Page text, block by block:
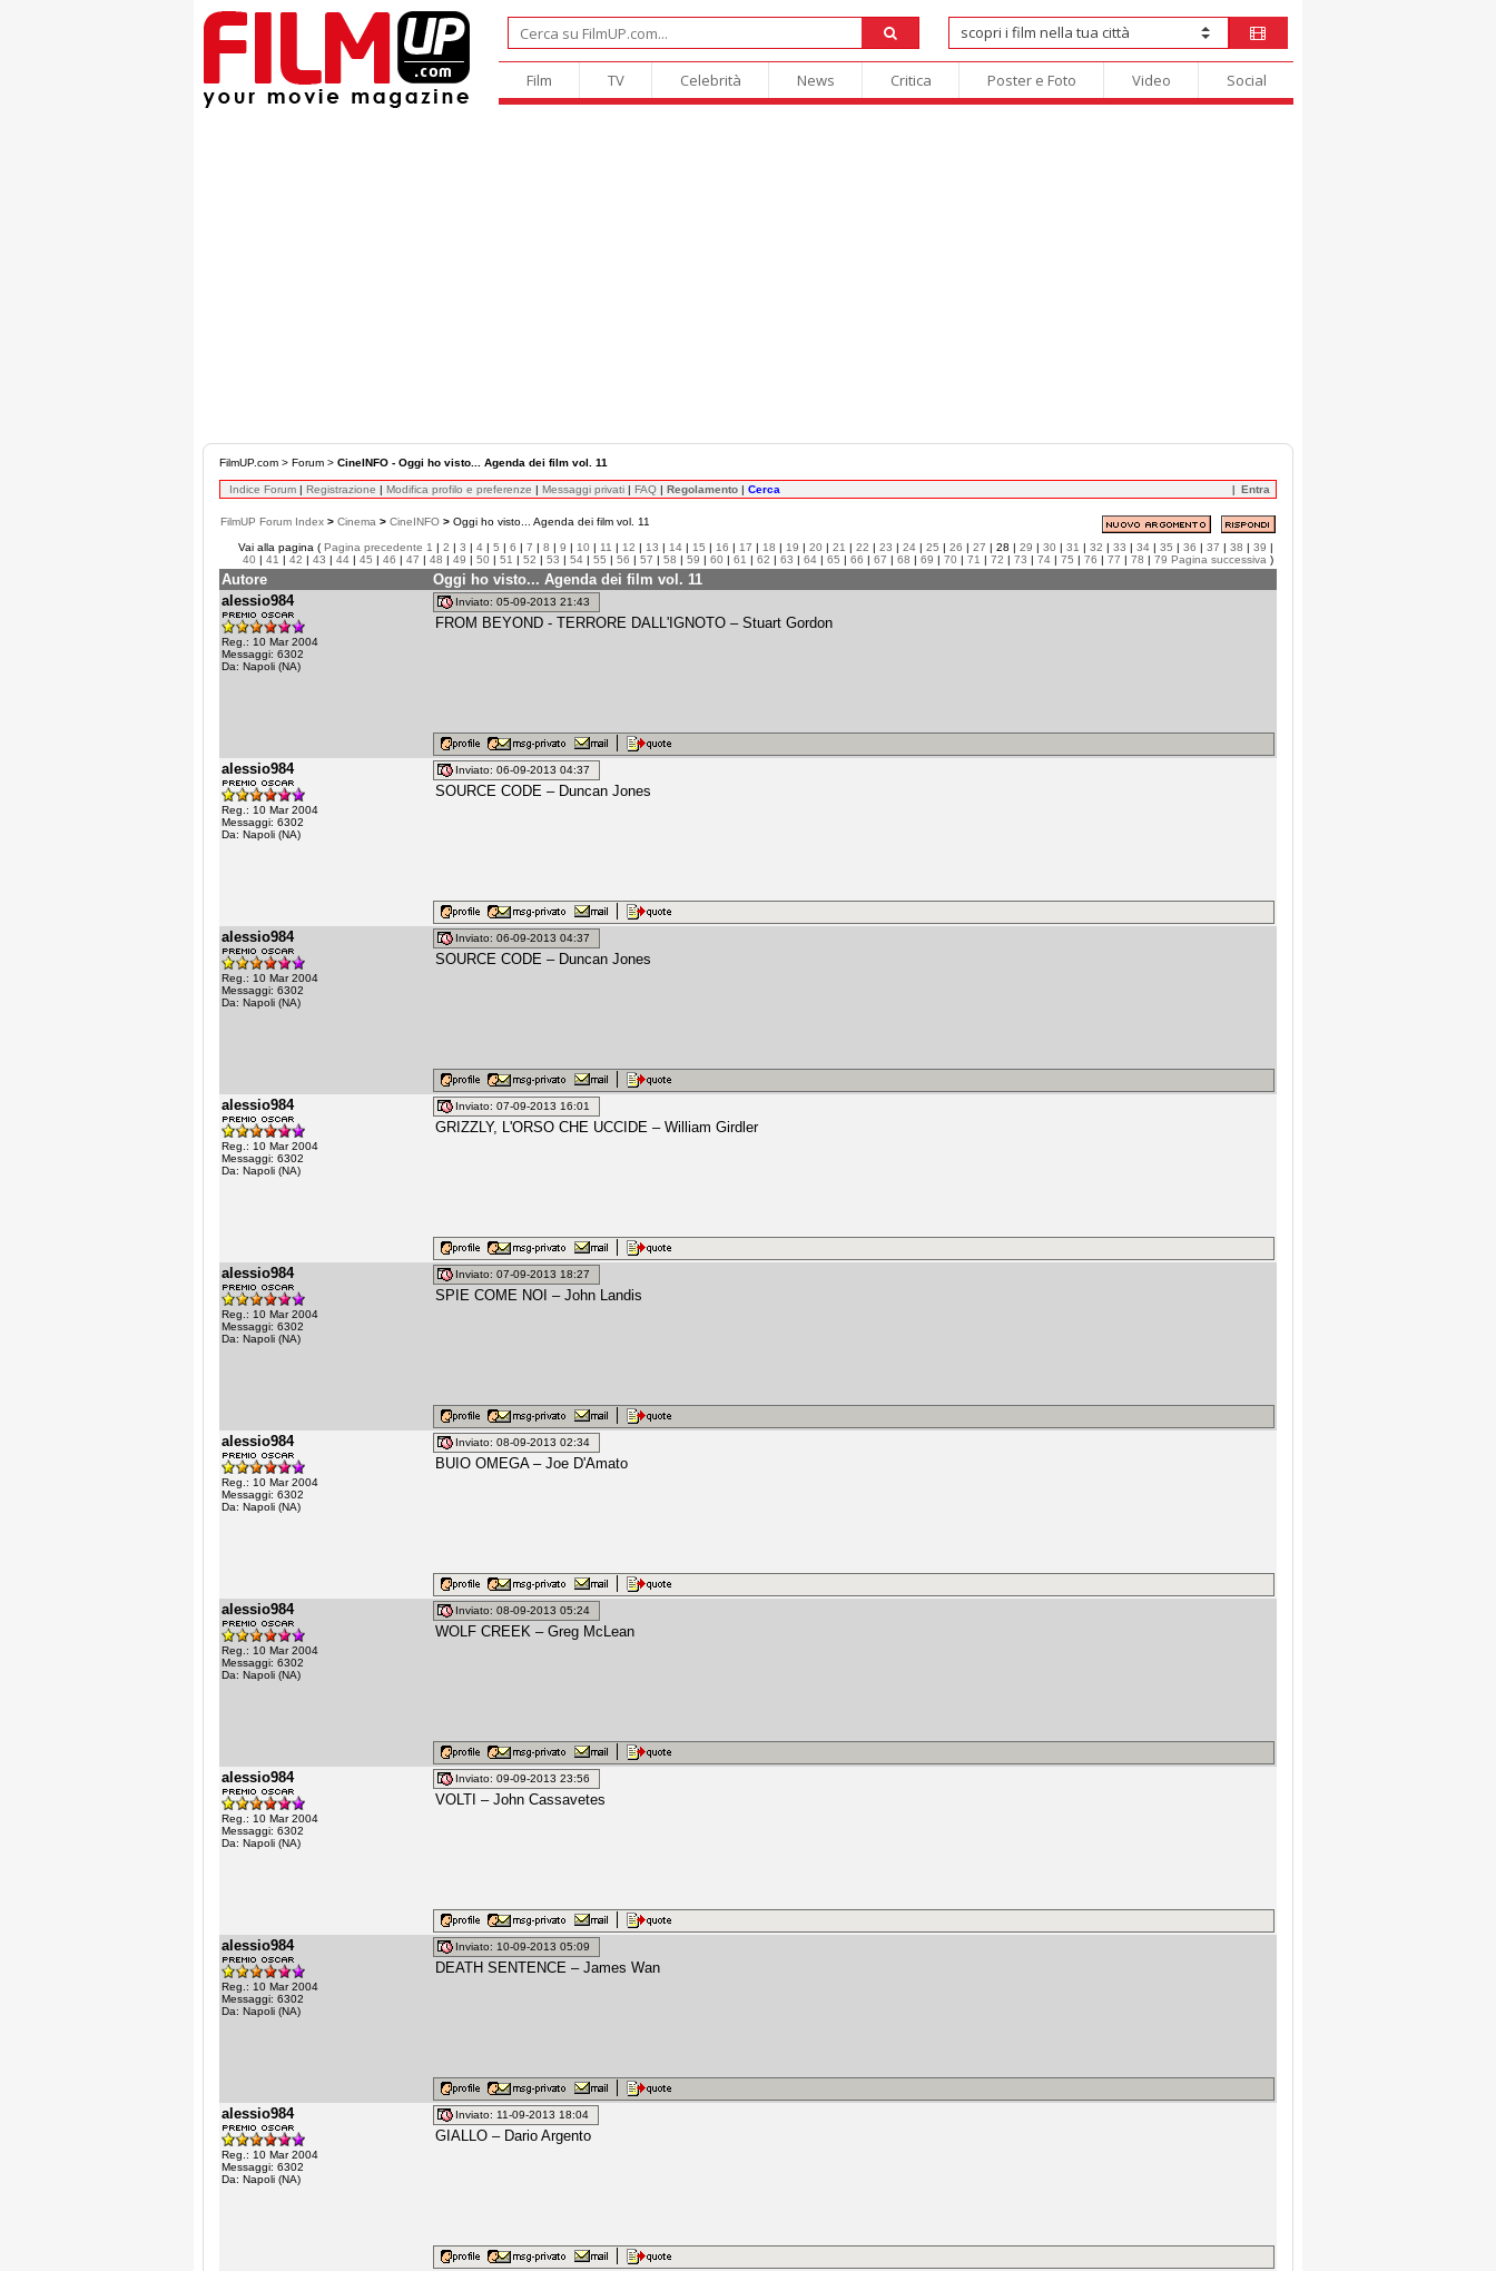
Film TV Celebrità News Critica Poster e Foto Video Social
FilmUP.com > Forum > CineINFO - Oggi ho visto... Agenda dei film vol. 11
Indice Forum | Registrazione | Modifica profilo e preferenze | Messaggi privati | FAQ | Regolamento | Cerca Entra
FilmUP Forum Index > Cinema > CineINFO > Oggi ho visto... Agenda dei film vol. 11
Vai alla pagina ( Pagina precedente 1 | 2 | 3 | 4 | 5 | 6 | 7 | 8 | 9 | 10 | 11 | 12 | 13 | 14 | 15 | 16 | 17 | 18 | 19 | 20 | 21 | 22 | 23 | 24 | 25 | 26 | 27 | 28 | 29 | 30 | 31 | 32 | 33 | 34 | 35 | 36 | 37 | 38 | 39 |
40 | 41 | 42 | 43 | 44 | 45 | 46 | 47 | 48 | 49 | 50 | 51 | 52 | 53 | 54 | 55 | 56 | 57 | 58 | 59 | 60 | 61 | 62 | 63 | 64 | 65 | 66 | 67 | 68 | 69 | 70 | 71 | 72 | 73 | 74 | 75 | 76 | 77 | 78 | 79 Pagina successiva )
Autore
Oggi ho visto... Agenda dei film vol. 11
alessio984
Reg.: 10 Mar 2004
Messaggi: 6302
Da: Napoli (NA)
Inviato: 05-09-2013 21:43
FROM BEYOND - TERRORE DALL'IGNOTO – Stuart Gordon
alessio984
Reg.: 10 Mar 2004
Messaggi: 6302
Da: Napoli (NA)
Inviato: 06-09-2013 04:37
SOURCE CODE – Duncan Jones
alessio984
Reg.: 10 Mar 2004
Messaggi: 6302
Da: Napoli (NA)
Inviato: 06-09-2013 04:37
SOURCE CODE – Duncan Jones
alessio984
Reg.: 10 Mar 2004
Messaggi: 6302
Da: Napoli (NA)
Inviato: 07-09-2013 16:01
GRIZZLY, L'ORSO CHE UCCIDE – William Girdler
alessio984
Reg.: 10 Mar 2004
Messaggi: 6302
Da: Napoli (NA)
Inviato: 07-09-2013 18:27
SPIE COME NOI – John Landis
alessio984
Reg.: 10 Mar 2004
Messaggi: 6302
Da: Napoli (NA)
Inviato: 08-09-2013 02:34
BUIO OMEGA – Joe D'Amato
alessio984
Reg.: 10 Mar 2004
Messaggi: 6302
Da: Napoli (NA)
Inviato: 08-09-2013 05:24
WOLF CREEK – Greg McLean
alessio984
Reg.: 10 Mar 2004
Messaggi: 6302
Da: Napoli (NA)
Inviato: 09-09-2013 23:56
VOLTI – John Cassavetes
alessio984
Reg.: 10 Mar 2004
Messaggi: 6302
Da: Napoli (NA)
Inviato: 10-09-2013 05:09
DEATH SENTENCE – James Wan
alessio984
Reg.: 10 Mar 2004
Messaggi: 6302
Da: Napoli (NA)
Inviato: 11-09-2013 18:04
GIALLO – Dario Argento